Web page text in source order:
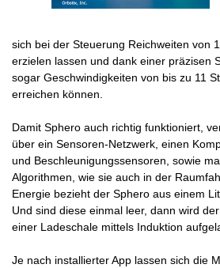
sich bei der Steuerung Reichweiten von
erzielen lassen und dank einer präzisen
sogar Geschwindigkeiten von bis zu 11
erreichen können.
Damit Sphero auch richtig funktioniert,
über ein Sensoren-Netzwerk, einen
und Beschleunigungssensoren, sowie
Algorithmen, wie sie auch in der
Energie bezieht der Sphero aus einem
Und sind diese einmal leer, dann wird
einer Ladeschale mittels Induktion
Je nach installierter App lassen sich die